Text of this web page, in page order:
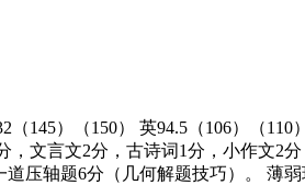
145）（150） 英94.5（106）（
文言文2分，古诗词1分，小作文2
压轴题6分（几何解题技巧）。